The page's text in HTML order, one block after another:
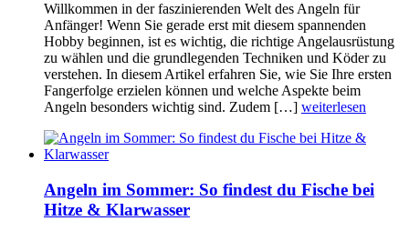
Willkommen in der faszinierenden Welt des Angeln für
Anfänger! Wenn Sie gerade erst mit diesem spannenden
Hobby beginnen, ist es wichtig, die richtige Angelausrüstung
zu wählen und die grundlegenden Techniken und Köder zu
verstehen. In diesem Artikel erfahren Sie, wie Sie Ihre ersten
Fangerfolge erzielen können und welche Aspekte beim
Angeln besonders wichtig sind. Zudem […] weiterlesen
Angeln im Sommer: So findest du Fische bei
Hitze & Klarwasser